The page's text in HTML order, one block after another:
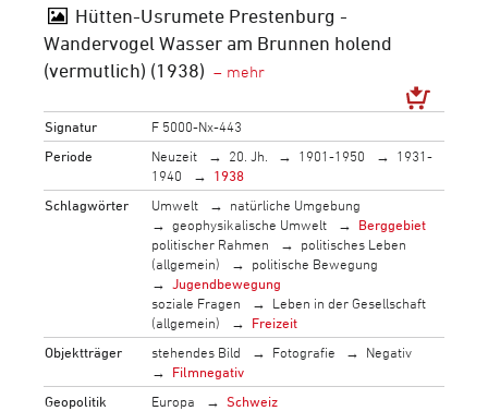
Hütten-Usrumete Prestenburg -
Wandervogel Wasser am Brunnen holend
(vermutlich) (1938)
Signatur
F 5000-Nx-443
Periode
Neuzeit 20. Jh. 1901-1950
1931-
1940
1938
Schlagwörter
Umwelt
natürliche Umgebung
geophysikalische Umwelt
Berggebiet
politischer Rahmen
politisches Leben
(allgemein)
politische Bewegung
Jugendbewegung
soziale Fragen
Leben in der Gesellschaft
(allgemein)
Freizeit
Objektträger
stehendes Bild Fotografie
Negativ
Filmnegativ
Geopolitik
Europa
Schweiz